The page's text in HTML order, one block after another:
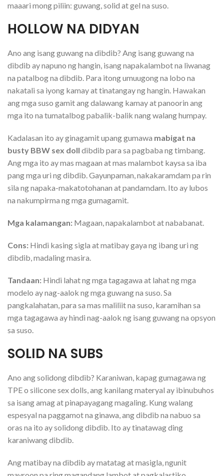
maaari mong piliin: guwang, solid at gel na suso.
HOLLOW NA DIDYAN
Ano ang isang guwang na dibdib? Ang isang guwang na
dibdib ay napuno ng hangin, isang napakalambot na liwanag
na patalbog na dibdib. Para itong umuugong na lobo na
nakatali sa iyong kamay at tinatangay ng hangin. Hawakan
ang mga suso gamit ang dalawang kamay at panoorin ang
mga ito na tumatalbog pabalik-balik nang walang humpay.
Kadalasan ito ay ginagamit upang gumawa mabigat na
busty BBW sex doll dibdib para sa pagbaba ng timbang.
Ang mga ito ay mas magaan at mas malambot kaysa sa iba
pang mga uri ng dibdib. Gayunpaman, nakakaramdam pa rin
sila ng napaka-makatotohanan at pandamdam. Ito ay lubos
na nakumpirma ng mga gumagamit.
Mga kalamangan: Magaan, napakalambot at nababanat.
Cons: Hindi kasing sigla at matibay gaya ng ibang uri ng
dibdib, madaling masira.
Tandaan: Hindi lahat ng mga tagagawa at lahat ng mga
modelo ay nag-aalok ng mga guwang na suso. Sa
pangkalahatan, para sa mas maliliit na suso, karamihan sa
mga tagagawa ay hindi nag-aalok ng isang guwang na opsyon
sa suso.
SOLID NA SUBS
Ano ang solidong dibdib? Karaniwan, kapag gumagawa ng
TPE o silicone sex dolls, ang kanilang materyal ay ibinubuhos
sa isang amag at pinapayagang magaling. Kung walang
espesyal na paggamot na ginawa, ang dibdib na nabuo sa
oras na ito ay solidong dibdib. Ito ay tinatawag ding
karaniwang dibdib.
Ang matibay na dibdib ay matatag at masigla, ngunit